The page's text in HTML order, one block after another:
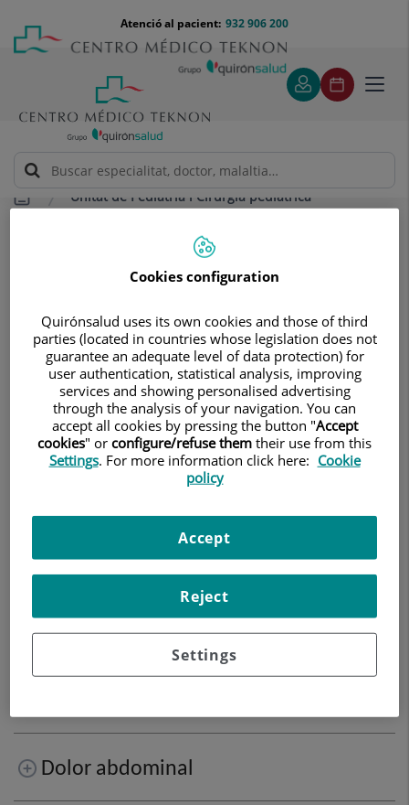
contingut
Menú
teléfono
cabecera
932 906 200
Atenció al pacient:
Unitat de Pediatria i Cirurgia pediàtrica
Informació per a les families
Informació per a les families
Què és la bronquiolitis?
Dolor abdominal
Cookies configuration
Quirónsalud uses its own cookies and those of third
parties (located in countries whose legislation does not
guarantee an adequate level of data protection) for
user authentication, statistical analysis, improving
services and showing personalised advertising
through the analysis of your navigation. You can
accept all cookies by pressing the button "Accept
cookies" or configure/refuse them their use from this
Settings. For more information click here: Cookie
policy
Settings
Reject
Accept